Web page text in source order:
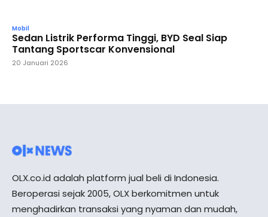
Mobil
Sedan Listrik Performa Tinggi, BYD Seal Siap
Tantang Sportscar Konvensional
20 Januari 2026
OLX.co.id adalah platform jual beli di Indonesia.
Beroperasi sejak 2005, OLX berkomitmen untuk
menghadirkan transaksi yang nyaman dan mudah,